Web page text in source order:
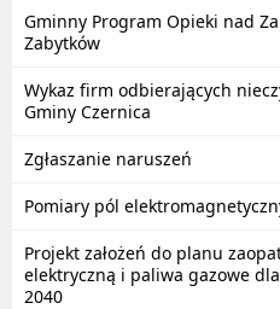
Gminny Program Opieki nad
Zabytków
Wykaz firm odbierających
Gminy Czernica
Zgłaszanie naruszeń
Pomiary pól
Projekt założeń do planu
elektryczną i paliwa gazowe
2040